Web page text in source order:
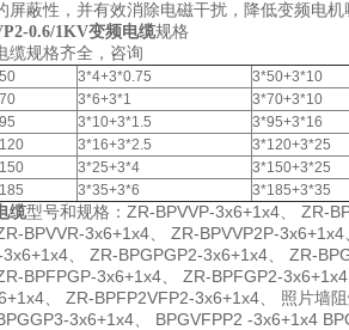
屏蔽性，并有效消除电磁干扰，降低变频电
0.6/1KV变频电缆规格
缆规格齐全，咨询
3*4+3*0.75
3*50+3*10
3*6+3*1
3*70+3*10
3*10+3*1.5
3*95+3*16
3*16+3*2.5
3*120+3*25
3*25+3*4
3*150+3*25
3*35+3*6 3*185+3*35
缆型号和规格：ZR-BPVVP-3x6+1x4 ZR-
BPVVR-3x6+1x4、 ZR-BPVVP2P-
3x6+1x4、 ZR-BPGPGP2-3x6+1x4、 ZR-
BPFPGP-3x6+1x4、 ZR-BPFGP2-
、 ZR-BPFP2VFP2-3x6+1x4、 照片墙
3x6+1x4、 BPGVFPP2 -3x6+1x4